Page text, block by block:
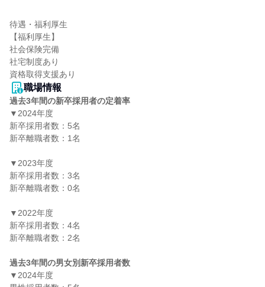
待遇・福利厚生
【福利厚生】
社会保険完備
社宅制度あり
資格取得支援あり
職場情報
過去3年間の新卒採用者の定着率
▼2024年度
新卒採用者数：5名
新卒離職者数：1名
▼2023年度
新卒採用者数：3名
新卒離職者数：0名
▼2022年度
新卒採用者数：4名
新卒離職者数：2名
過去3年間の男女別新卒採用者数
▼2024年度